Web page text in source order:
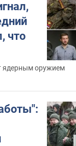
что
ядерным оружием